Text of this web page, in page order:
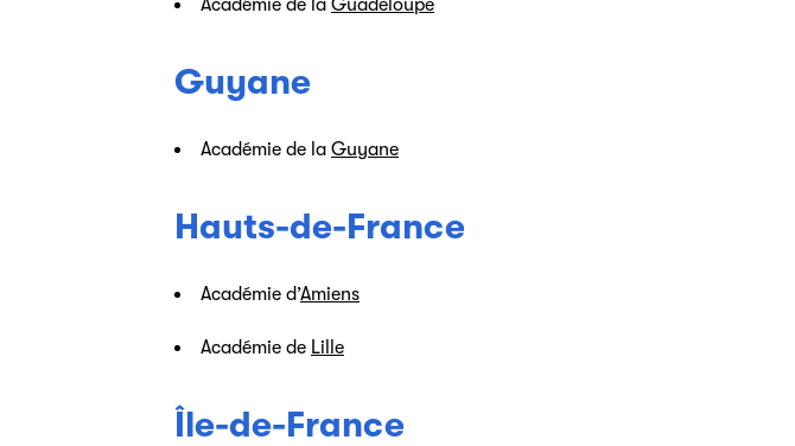
Académie de la Guadeloupe
Guyane
Académie de la Guyane
Hauts-de-France
Académie d’Amiens
Académie de Lille
Île-de-France